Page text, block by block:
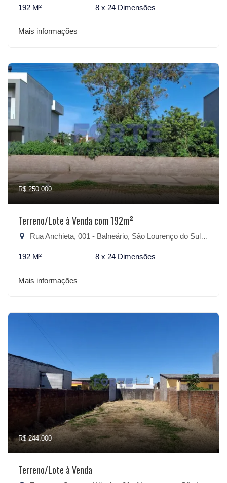
192 M² 8 x 24 Dimensões
Mais informações
R$ 250.000
Terreno/Lote à Venda com 192m²
Rua Anchieta, 001 - Balneário, São Lourenço do Sul-RS
192 M² 8 x 24 Dimensões
Mais informações
R$ 244.000
Terreno/Lote à Venda